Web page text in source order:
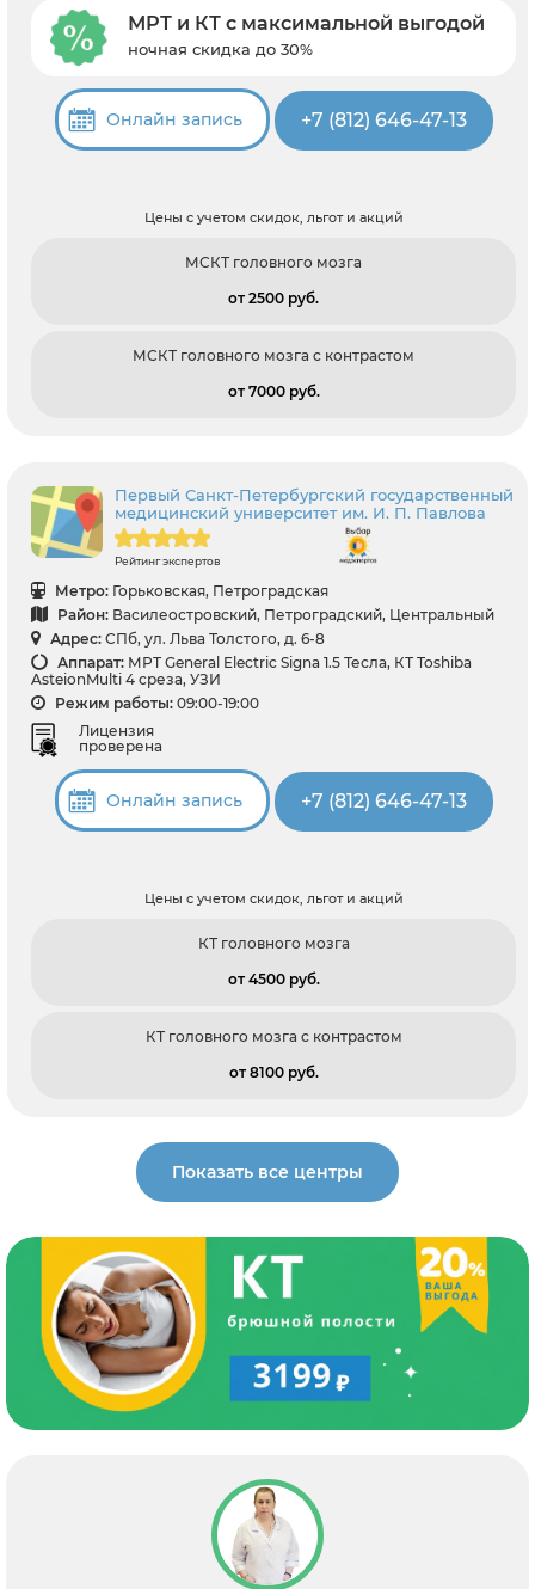
МРТ и КТ с максимальной выгодой
ночная скидка до 30%
Онлайн запись +7 (812) 646-47-13
Цены с учетом скидок, льгот и акций
МСКТ головного мозга
от 2500 pуб.
МСКТ головного мозга с контрастом
от 7000 pуб.
Первый Санкт-Петербургский государственный
медицинский университет им. И. П. Павлова
Рейтинг экспертов
Метро: Горьковская, Петроградская
Район: Василеостровский, Петроградский, Центральный
Адрес: СПб, ул. Льва Толстого, д. 6-8
Аппарат: МРТ General Electric Signa 1.5 Тесла, КТ Toshiba
AsteionMulti 4 среза, УЗИ
Режим работы: 09:00-19:00
Лицензия
проверена
Онлайн запись +7 (812) 646-47-13
Цены с учетом скидок, льгот и акций
КТ головного мозга
от 4500 pуб.
КТ головного мозга с контрастом
от 8100 pуб.
Показать все центры